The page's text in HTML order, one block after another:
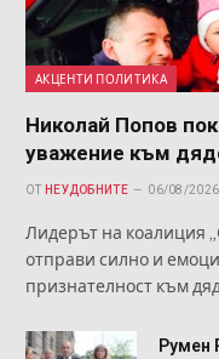
АКЦЕНТИ ПОЛИТИКА
Николай Попов
уважение към
ОТ НЕУДОБНИТЕ 06/08/2026
Лидерът на коалиция
отправи силно и
признателност към
Румен